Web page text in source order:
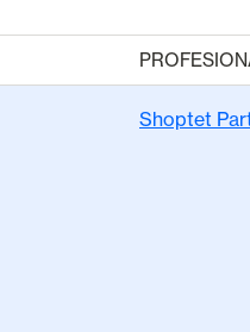
Shoptet